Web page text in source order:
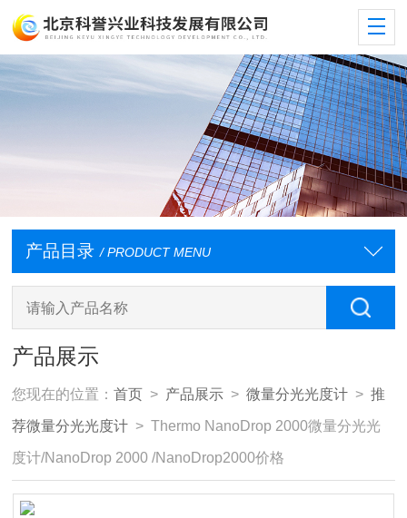
产品目录 / PRODUCT MENU
产品展示
您现在的位置：首页 > 产品展示 >微量分光光度计 >推
荐微量分光光度计 > Thermo NanoDrop 2000微量分光光
度计/NanoDrop 2000 /NanoDrop2000价格